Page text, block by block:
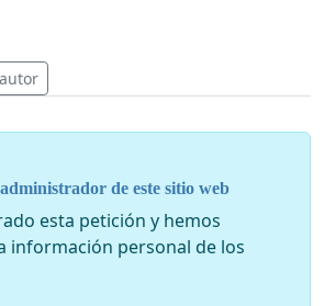
de este sitio web
esta petición y hemos
información personal de los